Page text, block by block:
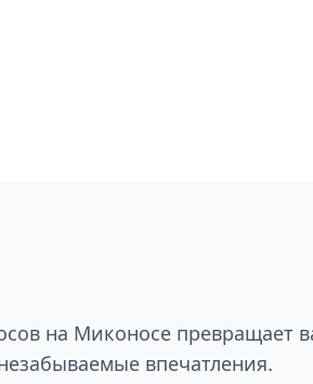
на Миконосе превращает
впечатления.